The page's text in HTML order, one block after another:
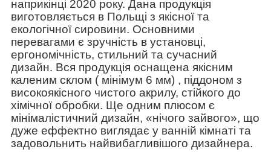
наприкінці 2020 року. Дана продукція
виготовляється в Польщі з якісної та
екологічної сировини. Основними
перевагами є зручність в установці,
ергономічність, стильний та сучасний
дизайн. Вся продукція оснащена якісним
каленим склом ( мінімум 6 мм) , піддоном з
високоякісного чистого акрилу, стійкого до
хімічної обробки. Ще одним плюсом є
мінімалістичний дизайн, «нічого зайвого», що
дуже еффектно виглядає у ванній кімнаті та
задовольнить найвибагливішого дизайнера.